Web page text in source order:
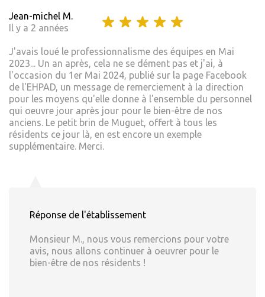
Jean-michel M.
Il y a 2 années
J'avais loué le professionnalisme des équipes en Mai
2023... Un an après, cela ne se dément pas et j'ai, à
l'occasion du 1er Mai 2024, publié sur la page Facebook
de l'EHPAD, un message de remerciement à la direction
pour les moyens qu'elle donne à l'ensemble du personnel
qui oeuvre jour après jour pour le bien-être de nos
anciens. Le petit brin de Muguet, offert à tous les
résidents ce jour là, en est encore un exemple
supplémentaire. Merci.
Réponse de l'établissement
Monsieur M., nous vous remercions pour votre
avis, nous allons continuer à oeuvrer pour le
bien-être de nos résidents !